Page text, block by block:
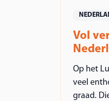
Vol
Op het
veel
graad.